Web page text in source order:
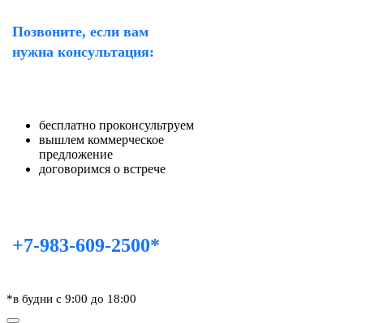
Позвоните, если вам
нужна консультация:
бесплатно проконсультруем
вышлем коммерческое
предложение
договоримся о встрече
+7-983-609-2500*
*в будни с 9:00 до 18:00